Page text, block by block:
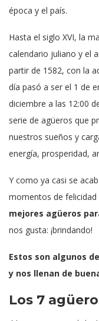
época y el país.
Hasta el siglo XVI, la
calendario juliano y el
partir de 1582, con la
día pasó a ser el 1 de
diciembre a las 12:00
serie de agüeros que
nuestros sueños y
energía, prosperidad,
Y como ya casi se
momentos de felicidad
mejores agüeros
nos gusta: ¡brindando!
Estos son algunos
y nos llenan de
Los 7